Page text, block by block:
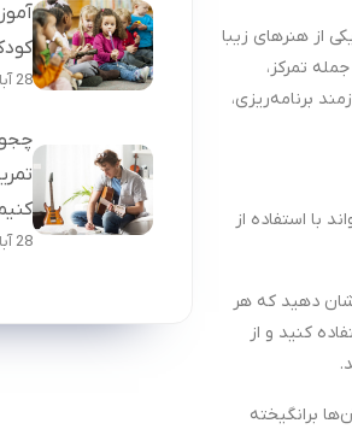
از هنرهای زیبا
تمرکز،
برنامه‌ریزی،
با استفاده از
دهید که هر
کنید و از
برانگیخته
28 آبان 1403
28 آبان 1403